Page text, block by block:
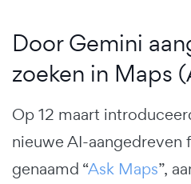
Door Gemini
zoeken in Maps
Op 12 maart
nieuwe AI-aangedreven
genaamd “Ask Maps”,